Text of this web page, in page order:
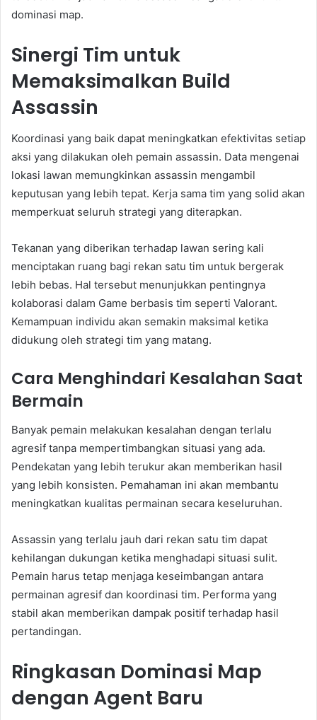
dominasi map.
Sinergi Tim untuk
Memaksimalkan Build
Assassin
Koordinasi yang baik dapat meningkatkan efektivitas setiap
aksi yang dilakukan oleh pemain assassin. Data mengenai
lokasi lawan memungkinkan assassin mengambil
keputusan yang lebih tepat. Kerja sama tim yang solid akan
memperkuat seluruh strategi yang diterapkan.
Tekanan yang diberikan terhadap lawan sering kali
menciptakan ruang bagi rekan satu tim untuk bergerak
lebih bebas. Hal tersebut menunjukkan pentingnya
kolaborasi dalam Game berbasis tim seperti Valorant.
Kemampuan individu akan semakin maksimal ketika
didukung oleh strategi tim yang matang.
Cara Menghindari Kesalahan Saat
Bermain
Banyak pemain melakukan kesalahan dengan terlalu
agresif tanpa mempertimbangkan situasi yang ada.
Pendekatan yang lebih terukur akan memberikan hasil
yang lebih konsisten. Pemahaman ini akan membantu
meningkatkan kualitas permainan secara keseluruhan.
Assassin yang terlalu jauh dari rekan satu tim dapat
kehilangan dukungan ketika menghadapi situasi sulit.
Pemain harus tetap menjaga keseimbangan antara
permainan agresif dan koordinasi tim. Performa yang
stabil akan memberikan dampak positif terhadap hasil
pertandingan.
Ringkasan Dominasi Map
dengan Agent Baru